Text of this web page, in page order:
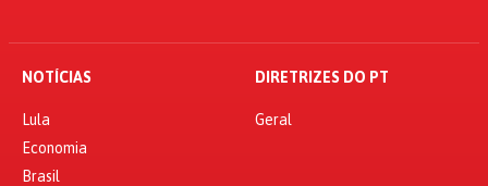
NOTÍCIAS
Lula
Economia
Brasil
DIRETRIZES DO PT
Geral